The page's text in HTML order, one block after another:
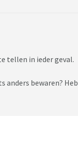
tellen in ieder geval.
anders bewaren? Heb